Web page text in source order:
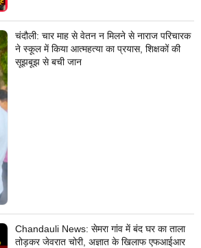
चंदौली: चार माह से वेतन न मिलने से नाराज परिचारक
ने स्कूल में किया आत्महत्या का प्रयास, शिक्षकों की
सूझबूझ से बची जान
Chandauli News: सेमरा गांव में बंद घर का ताला
तोड़कर जेवरात चोरी, अज्ञात के खिलाफ एफआईआर